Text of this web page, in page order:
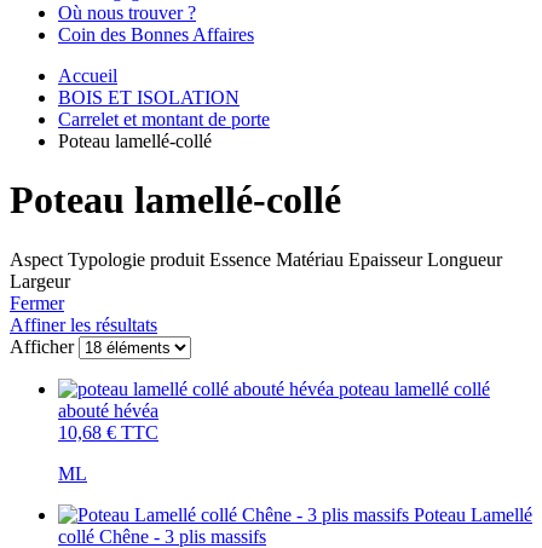
Où nous trouver ?
Coin des Bonnes Affaires
Accueil
BOIS ET ISOLATION
Carrelet et montant de porte
Poteau lamellé-collé
Poteau lamellé-collé
Aspect Typologie produit Essence Matériau Epaisseur Longueur
Largeur
Fermer
Affiner les résultats
Afficher
poteau lamellé collé
abouté hévéa
10,68 € TTC
ML
Poteau Lamellé
collé Chêne - 3 plis massifs